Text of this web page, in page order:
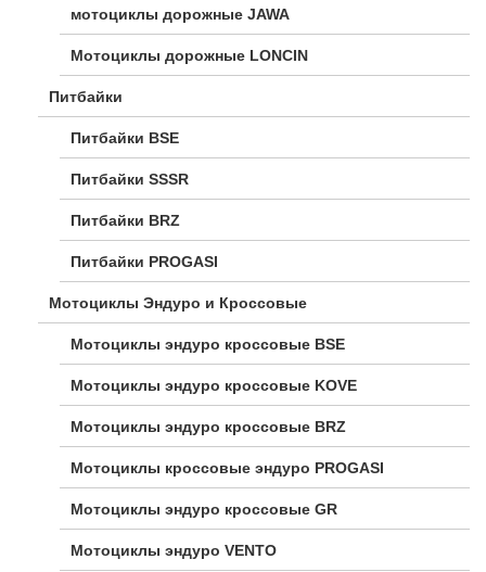
мотоциклы дорожные JAWA
Мотоциклы дорожные LONCIN
Питбайки
Питбайки BSE
Питбайки SSSR
Питбайки BRZ
Питбайки PROGASI
Мотоциклы Эндуро и Кроссовые
Мотоциклы эндуро кроссовые BSE
Мотоциклы эндуро кроссовые KOVE
Мотоциклы эндуро кроссовые BRZ
Мотоциклы кроссовые эндуро PROGASI
Мотоциклы эндуро кроссовые GR
Мотоциклы эндуро VENTO